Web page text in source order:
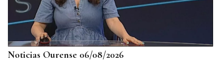
Noticias Ourense 06/08/2026